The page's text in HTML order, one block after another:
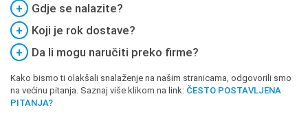
+
Gdje se nalazite?
+
Koji je rok dostave?
+
Da li mogu naručiti preko firme?
Kako bismo ti olakšali snalaženje na našim stranicama, odgovorili smo
na većinu pitanja. Saznaj više klikom na link: ČESTO POSTAVLJENA
PITANJA?